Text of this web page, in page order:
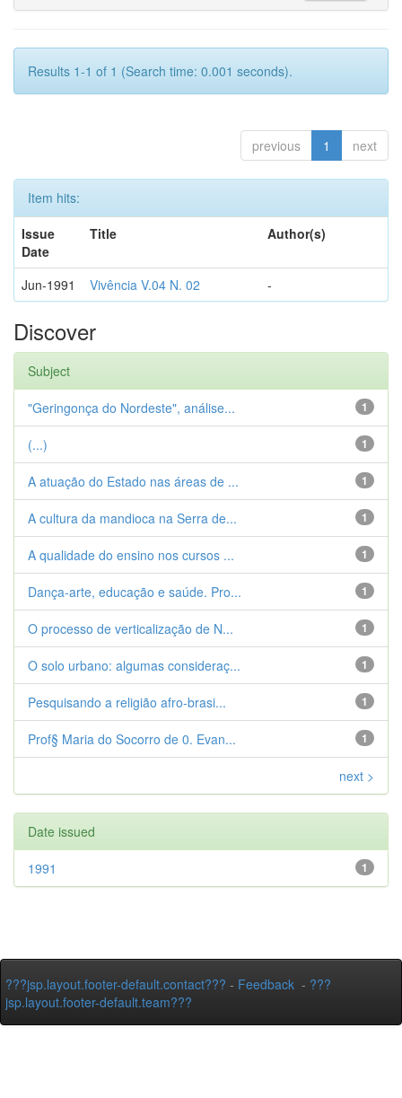
Results 1-1 of 1 (Search time: 0.001 seconds).
previous 1 next
Item hits:
Issue
Date
Title Author(s)
Jun-1991 Vivência V.04 N. 02 -
Discover
Subject
1
"Geringonça do Nordeste", análise...
1
(...)
1
A atuação do Estado nas áreas de ...
1
A cultura da mandioca na Serra de...
1
A qualidade do ensino nos cursos ...
1
Dança-arte, educação e saúde. Pro...
1
O processo de verticalização de N...
1
O solo urbano: algumas consideraç...
1
Pesquisando a religião afro-brasi...
1
Prof§ Maria do Socorro de 0. Evan...
next >
Date issued
1
1991
???jsp.layout.footer-default.contact??? - Feedback - ???
jsp.layout.footer-default.team???